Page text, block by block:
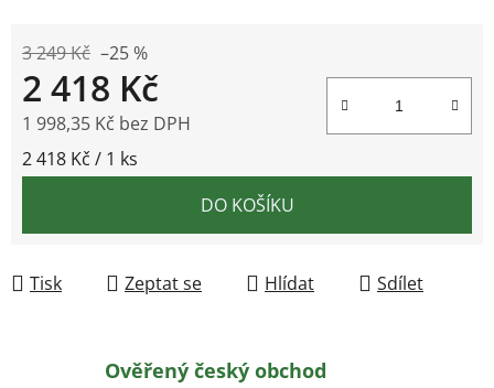
3 249 Kč –25 %
2 418 Kč
1 998,35 Kč bez DPH
Měrná cena:
2 418 Kč / 1 ks
DO KOŠÍKU
Tisk Zeptat se Hlídat Sdílet
Ověřený český obchod